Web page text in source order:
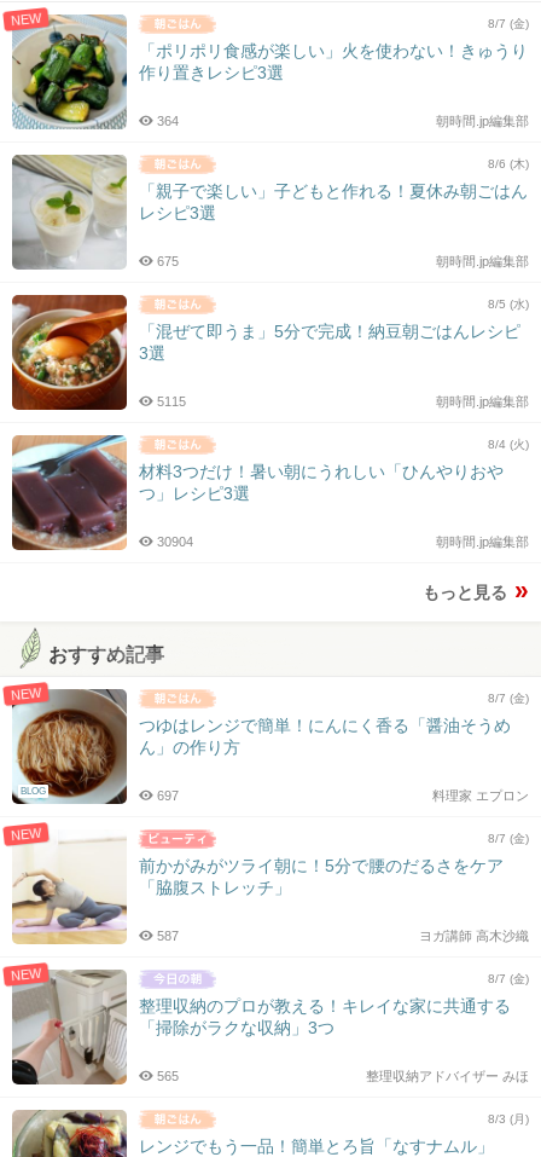
NEW 8/7 (金)
「ポリポリ食感が楽しい」火を使わない！きゅうり
作り置きレシピ3選
朝時間.jp編集部
364
8/6 (木)
「親子で楽しい」子どもと作れる！夏休み朝ごはん
レシピ3選
朝時間.jp編集部
675
8/5 (水)
「混ぜて即うま」5分で完成！納豆朝ごはんレシピ
3選
朝時間.jp編集部
5115
8/4 (火)
材料3つだけ！暑い朝にうれしい「ひんやりおや
つ」レシピ3選
朝時間.jp編集部
30904
もっと見る
おすすめ記事
NEW
BLOG
8/7 (金)
つゆはレンジで簡単！にんにく香る「醤油そうめ
ん」の作り方
料理家 エプロン
697
NEW 8/7 (金)
前かがみがツライ朝に！5分で腰のだるさをケア
「脇腹ストレッチ」
ヨガ講師 高木沙織
587
NEW 8/7 (金)
整理収納のプロが教える！キレイな家に共通する
「掃除がラクな収納」3つ
整理収納アドバイザー みほ
565
8/3 (月)
レンジでもう一品！簡単とろ旨「なすナムル」